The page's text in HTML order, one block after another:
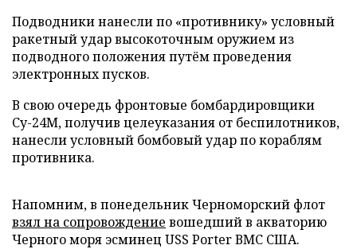
Подводники нанесли по «противнику» условный
ракетный удар высокоточным оружием из
подводного положения путём проведения
электронных пусков.
В свою очередь фронтовые бомбардировщики
Су-24М, получив целеуказания от беспилотников,
нанесли условный бомбовый удар по кораблям
противника.
Напомним, в понедельник Черноморский флот
взял на сопровождение вошедший в акваторию
Черного моря эсминец USS Porter ВМС США.